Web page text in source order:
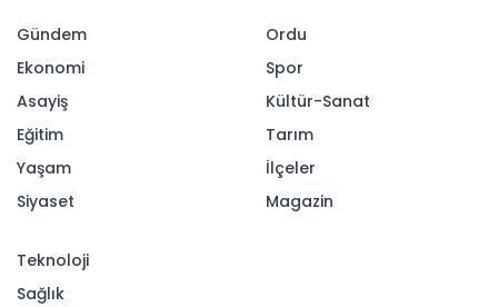
Gündem
Ekonomi
Asayiş
Eğitim
Yaşam
Siyaset
Ordu
Spor
Kültür-Sanat
Tarım
İlçeler
Magazin
Teknoloji
Sağlık